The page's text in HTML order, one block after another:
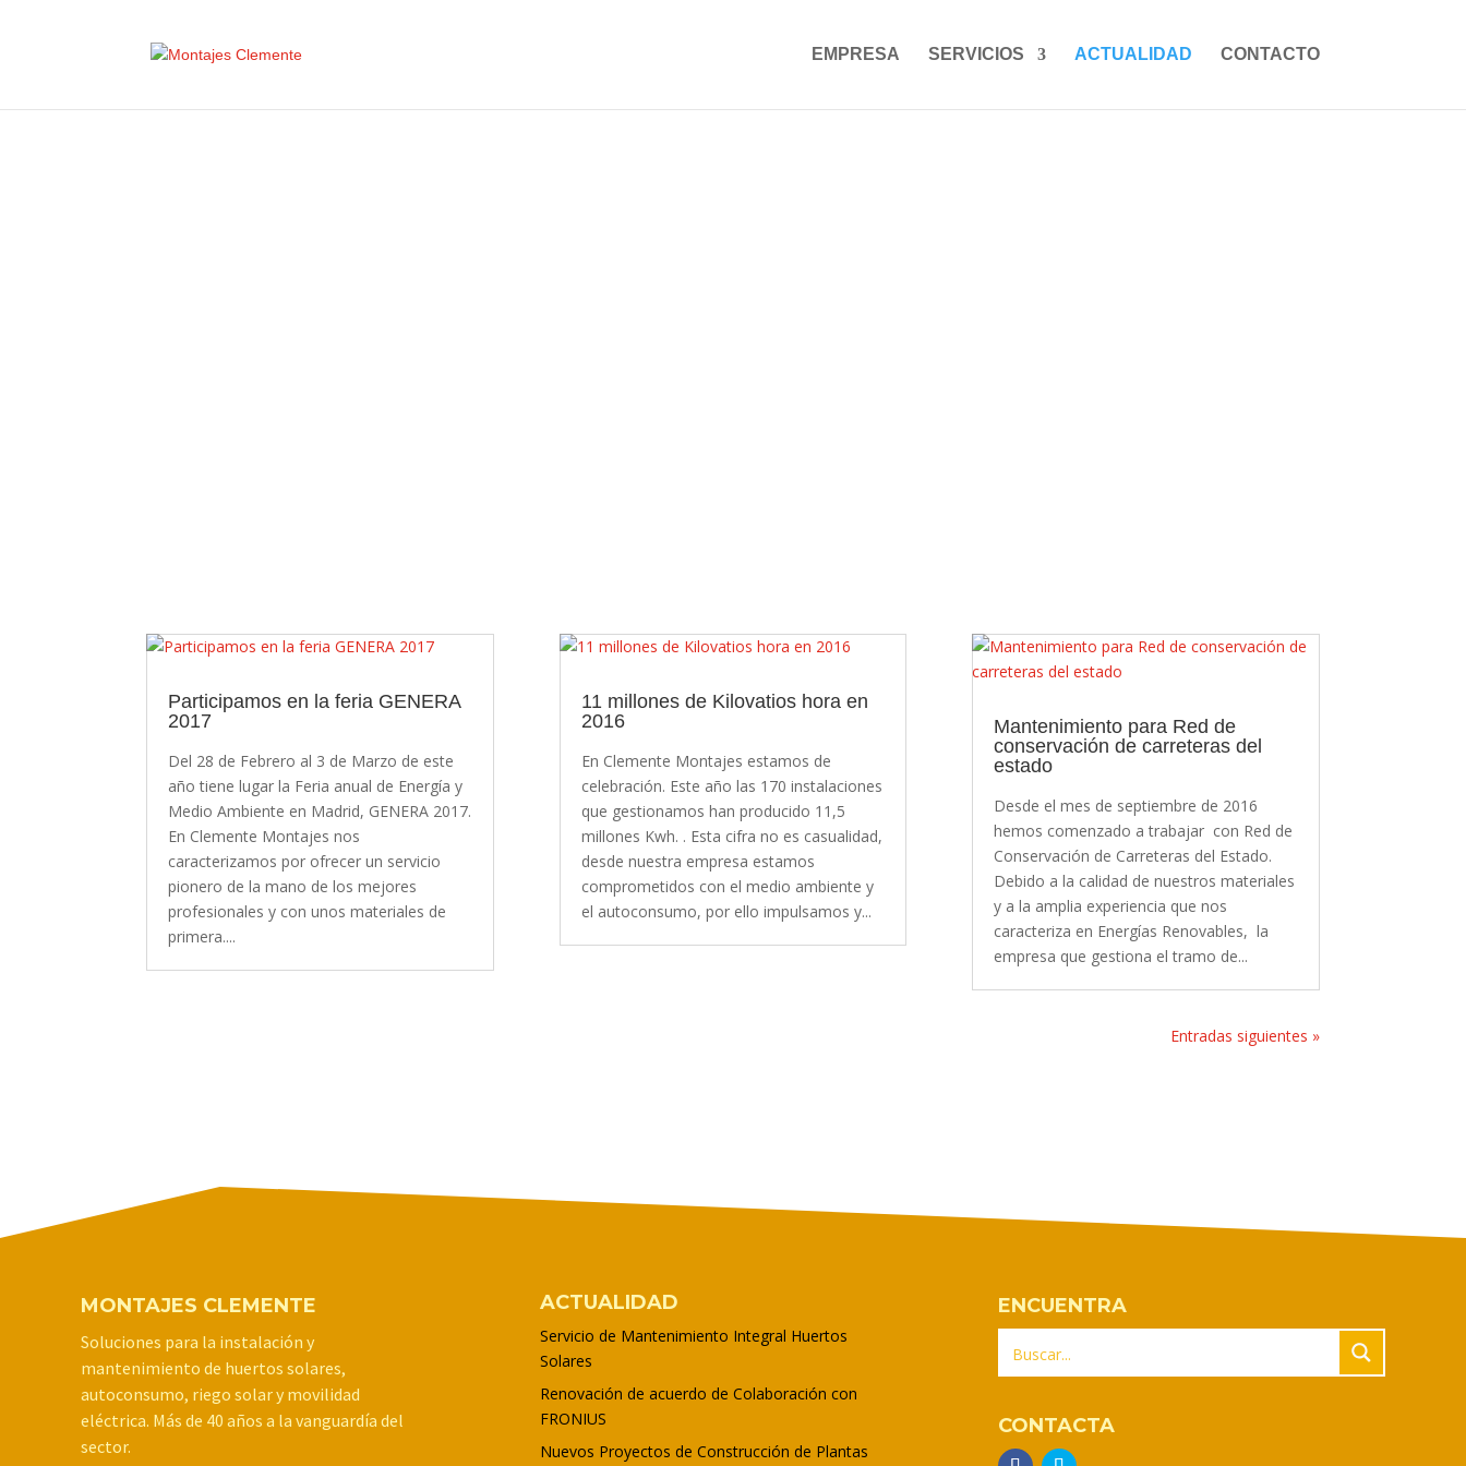
EMPRESA SERVICIOS ACTUALIDAD CONTACTO
Participamos en la feria GENERA
2017
Del 28 de Febrero al 3 de Marzo de este
año tiene lugar la Feria anual de Energía y
Medio Ambiente en Madrid, GENERA 2017.
En Clemente Montajes nos
caracterizamos por ofrecer un servicio
pionero de la mano de los mejores
profesionales y con unos materiales de
primera....
11 millones de Kilovatios hora en
2016
En Clemente Montajes estamos de
celebración. Este año las 170 instalaciones
que gestionamos han producido 11,5
millones Kwh. . Esta cifra no es casualidad,
desde nuestra empresa estamos
comprometidos con el medio ambiente y
el autoconsumo, por ello impulsamos y...
Mantenimiento para Red de
conservación de carreteras del
estado
Desde el mes de septiembre de 2016
hemos comenzado a trabajar con Red de
Conservación de Carreteras del Estado.
Debido a la calidad de nuestros materiales
y a la amplia experiencia que nos
caracteriza en Energías Renovables, la
empresa que gestiona el tramo de...
Entradas siguientes »
MONTAJES CLEMENTE
Soluciones para la instalación y
mantenimiento de huertos solares,
autoconsumo, riego solar y movilidad
eléctrica. Más de 40 años a la vanguardía del
sector.
ACTUALIDAD
Servicio de Mantenimiento Integral Huertos
Solares
Renovación de acuerdo de Colaboración con
FRONIUS
Nuevos Proyectos de Construcción de Plantas
ENCUENTRA
CONTACTA